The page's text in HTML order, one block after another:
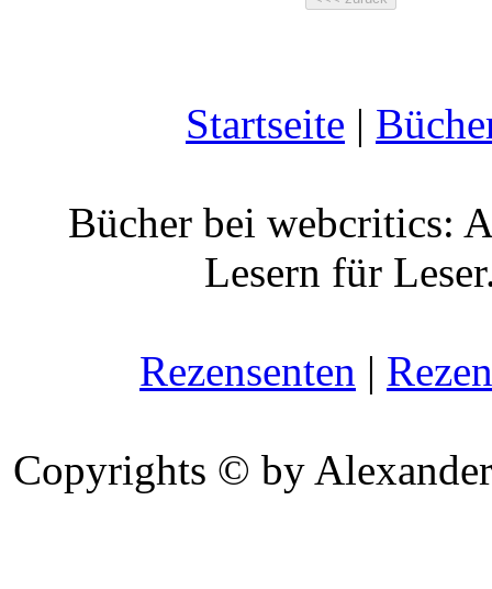
Startseite |
Bücher bei webcritics:
Lesern für
Rezensenten |
Copyrights © by